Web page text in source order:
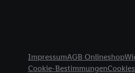
ImpressumAGB Onlineshop
Cookie-Bestimmungen